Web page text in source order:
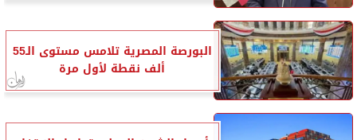
البورصة المصرية تلامس مستوى الـ55
ألف نقطة لأول مرة